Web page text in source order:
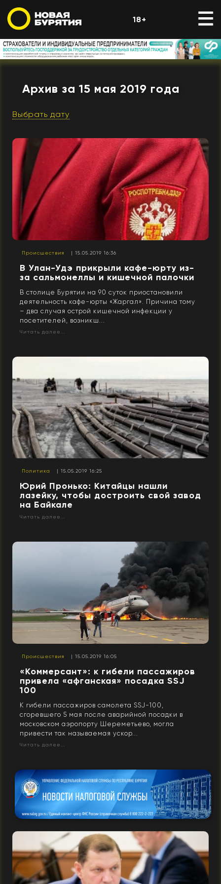
18+
Архив за 15 мая 2019 года
Выбрать дату
Происшествия | 15.05.2019 16:36
В Улан-Удэ прикрыли кафе-юрту из-
за сальмонеллы и кишечной палочки
В столице Бурятии на 90 суток приостановили
деятельность кафе-юрты «Жаргал». Причина тому
– два случая острой кишечной инфекции у
посетителей, возникш...
Читать далее...
Политика | 15.05.2019 16:25
Юрий Пронько: Китайцы нашли
лазейку, чтобы достроить свой завод
на Байкале
Читать далее...
Происшествия | 15.05.2019 16:05
«Коммерсант»: к гибели пассажиров
привела «афганская» посадка SSJ
100
К гибели пассажиров самолета SSJ-100,
сгоревшего 5 мая после аварийной посадки в
московском аэропорту Шереметьево, могла
привести так называемая ускор...
Читать далее...